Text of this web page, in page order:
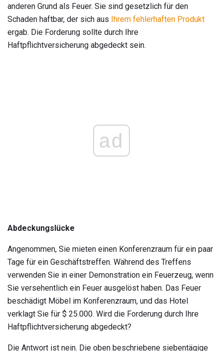
anderen Grund als Feuer. Sie sind gesetzlich für den
Schaden haftbar, der sich aus Ihrem fehlerhaften Produkt
ergab. Die Forderung sollte durch Ihre
Haftpflichtversicherung abgedeckt sein.
ad
Abdeckungslücke
Angenommen, Sie mieten einen Konferenzraum für ein paar
Tage für ein Geschäftstreffen. Während des Treffens
verwenden Sie in einer Demonstration ein Feuerzeug, wenn
Sie versehentlich ein Feuer ausgelöst haben. Das Feuer
beschädigt Möbel im Konferenzraum, und das Hotel
verklagt Sie für $ 25.000. Wird die Forderung durch Ihre
Haftpflichtversicherung abgedeckt?
Die Antwort ist nein. Die oben beschriebene siebentägige